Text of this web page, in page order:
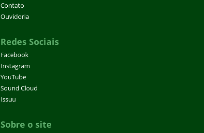
Contato
Ouvidoria
Redes Sociais
Facebook
Instagram
YouTube
Sound Cloud
Issuu
Sobre o site